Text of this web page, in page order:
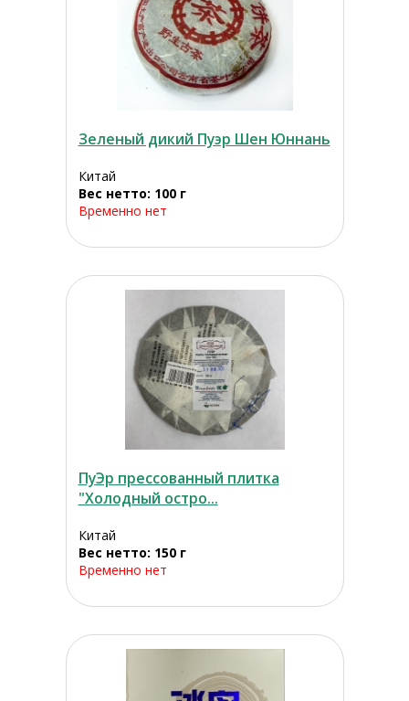
Зеленый дикий Пуэр Шен Юннань
Китай
Вес нетто: 100 г
Временно нет
ПуЭр прессованный плитка
"Холодный остро...
Китай
Вес нетто: 150 г
Временно нет